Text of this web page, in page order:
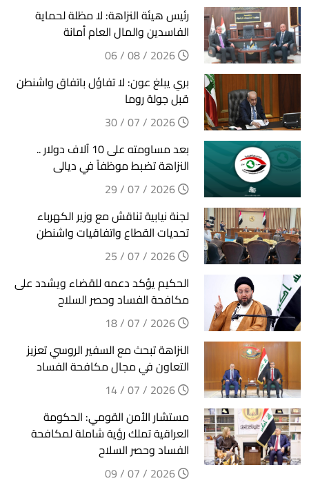
رئيس هيئة النزاهة: لا مظلة لحماية
الفاسدين والمال العام أمانة
بري يبلغ عون: لا تفاؤل باتفاق واشنطن
قبل جولة روما
بعد مساومته على 10 آلاف دولار ..
النزاهة تضبط موظفاً في ديالى
لجنة نيابية تناقش مع وزير الكهرباء
تحديات القطاع واتفاقيات واشنطن
الحكيم يؤكد دعمه للقضاء ويشدد على
مكافحة الفساد وحصر السلاح
النزاهة تبحث مع السفير الروسي تعزيز
التعاون في مجال مكافحة الفساد
مستشار الأمن القومي: الحكومة
العراقية تملك رؤية شاملة لمكافحة
الفساد وحصر السلاح